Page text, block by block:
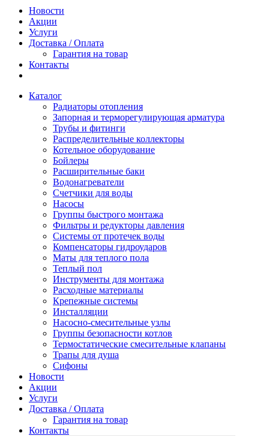
Новости
Акции
Услуги
Доставка / Оплата
Гарантия на товар
Контакты
Каталог
Радиаторы отопления
Запорная и терморегулирующая арматура
Трубы и фитинги
Распределительные коллекторы
Котельное оборудование
Бойлеры
Расширительные баки
Водонагреватели
Счетчики для воды
Насосы
Группы быстрого монтажа
Фильтры и редукторы давления
Системы от протечек воды
Компенсаторы гидроударов
Маты для теплого пола
Теплый пол
Инструменты для монтажа
Расходные материалы
Крепежные системы
Инсталляции
Насосно-смесительные узлы
Группы безопасности котлов
Термостатические смесительные клапаны
Трапы для душа
Сифоны
Новости
Акции
Услуги
Доставка / Оплата
Гарантия на товар
Контакты